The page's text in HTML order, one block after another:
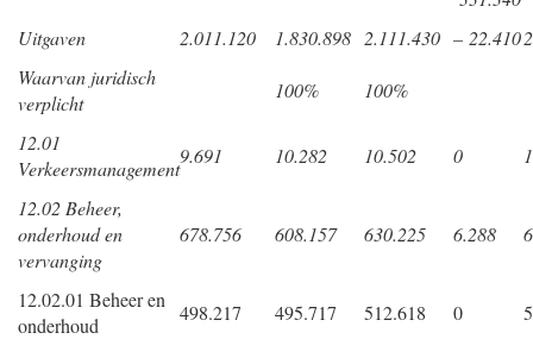
Uitgaven 2.011.120 1.830.898 2.111.430 – 22.410
Waarvan juridisch
verplicht
100% 100%
12.01
Verkeersmanagement
9.691 10.282 10.502 0
12.02 Beheer,
onderhoud en
vervanging
678.756 608.157 630.225 6.288
12.02.01 Beheer en
onderhoud
498.217 495.717 512.618 0